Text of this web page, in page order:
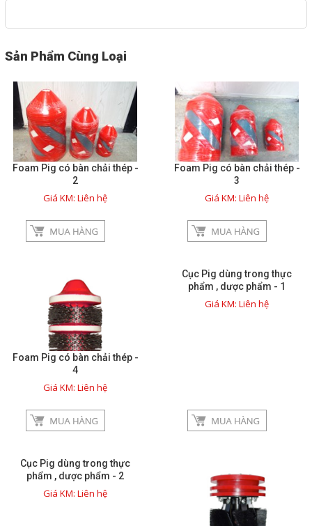
Sản Phẩm Cùng Loại
Foam Pig có bàn chải thép -
2
Giá KM: Liên hệ
Foam Pig có bàn chải thép -
3
Giá KM: Liên hệ
Foam Pig có bàn chải thép -
4
Giá KM: Liên hệ
Cục Pig dùng trong thực
phẩm , dược phẩm - 1
Giá KM: Liên hệ
Cục Pig dùng trong thực
phẩm , dược phẩm - 2
Giá KM: Liên hệ
ĐIỆN
MÁY CẮT LAZER LẬP
CÔNG NGHỆ PHỤC HỒI
ĐƯỜNG ỐNG CŨ , THỦNG LỖ
TỦ THỰC PHẨM MÁT LẠNH
BỘ LƯU TRỮ DIỆN MẶT TRỜI
MÁI NHÀ
Giới thiệu
Thông tin hữu ích
Hình ảnh sửa chữa
Liên hệ
close
TRÊN MẠNG XÃ HỘI